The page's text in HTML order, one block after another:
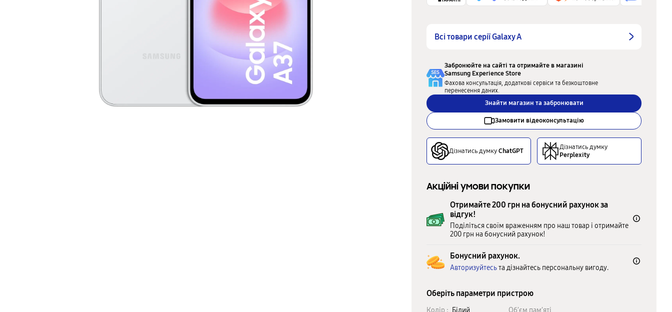
Всі товари серії Galaxy A
Забронюйте на сайті та отримайте в магазині
Samsung Experience Store
Фахова консультація, додаткові сервіси та безкоштовне
перенесення даних.
Знайти магазин та забронювати
Замовити відеоконсультацію
Дізнатись думкуChatGPT
Дізнатись думку
Perplexity
Акційні умови покупки
Отримайте 200 грн на бонусний рахунок за
відгук!
Поділіться своїм враженням про наш товар і отримайте
200 грн на бонусний рахунок!
Бонусний рахунок.
Авторизуйтесьта дізнайтесь персональну вигоду.
Оберіть параметри пристрою
Колір : Білий Об’єм пам’яті